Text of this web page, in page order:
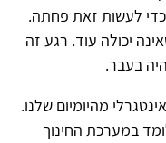
לעשות זאת פחתה.
יכולה עוד. רגע זה
בעבר.
מהיומיום שלנו.
במערכת החינוך